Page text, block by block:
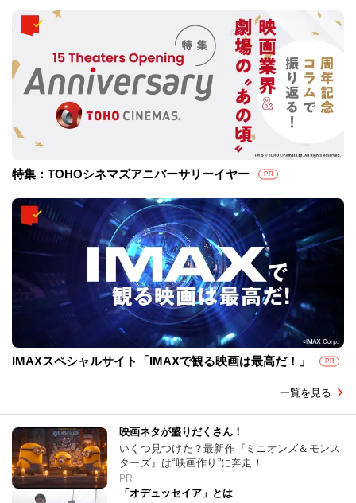
特集：TOHOシネマズアニバーサリーイヤー PR
IMAXスペシャルサイト「IMAXで観る映画は最高だ！」 PR
一覧を見る
映画ネタが盛りだくさん！
いくつ見つけた？最新作『ミニオンズ＆モンス
ターズ』は“映画作り”に奔走！
PR
「オデュッセイア」とは